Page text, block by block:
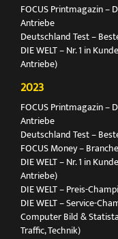
FOCUS Printmagazin –
Antriebe
Deutschland Test –
DIE WELT – Nr. 1 in
Antriebe)
2023
FOCUS Printmagazin –
Antriebe
Deutschland Test –
FOCUS Money –
DIE WELT – Nr. 1 in
Antriebe)
DIE WELT – Preis-
DIE WELT – Service-
Computer Bild &
Traffic, Technik)